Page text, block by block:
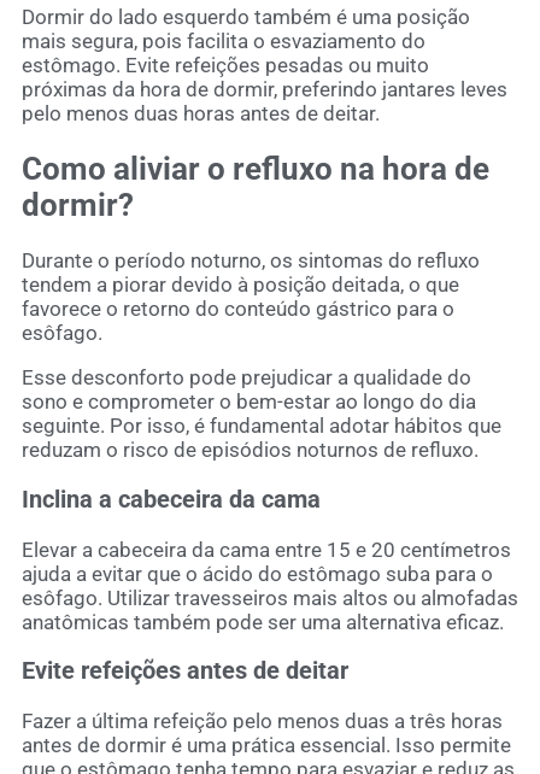
Dormir do lado esquerdo também é uma posição
mais segura, pois facilita o esvaziamento do
estômago. Evite refeições pesadas ou muito
próximas da hora de dormir, preferindo jantares leves
pelo menos duas horas antes de deitar.
Como aliviar o refluxo na hora de
dormir?
Durante o período noturno, os sintomas do refluxo
tendem a piorar devido à posição deitada, o que
favorece o retorno do conteúdo gástrico para o
esôfago.
Esse desconforto pode prejudicar a qualidade do
sono e comprometer o bem-estar ao longo do dia
seguinte. Por isso, é fundamental adotar hábitos que
reduzam o risco de episódios noturnos de refluxo.
Inclina a cabeceira da cama
Elevar a cabeceira da cama entre 15 e 20 centímetros
ajuda a evitar que o ácido do estômago suba para o
esôfago. Utilizar travesseiros mais altos ou almofadas
anatômicas também pode ser uma alternativa eficaz.
Evite refeições antes de deitar
Fazer a última refeição pelo menos duas a três horas
antes de dormir é uma prática essencial. Isso permite